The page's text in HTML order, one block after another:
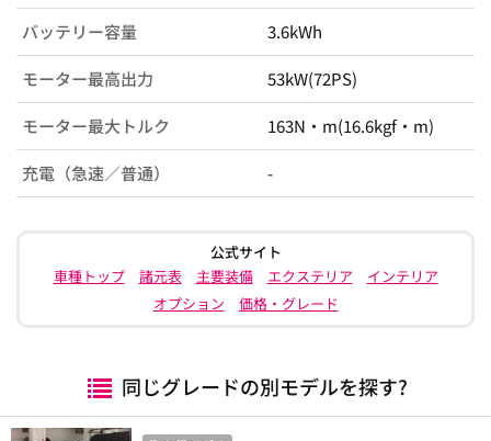
バッテリー容量 3.6kWh
モーター最高出力 53kW(72PS)
モーター最大トルク 163N・m(16.6kgf・m)
充電（急速／普通） -
公式サイト
車種トップ
諸元表 主要装備 エクステリア
インテリア
オプション
価格・グレード
同じグレードの別モデルを探す?